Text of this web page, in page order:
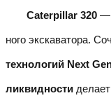
Caterpillar 320 —
ного экскаватора.
технологий Next
ликвидности